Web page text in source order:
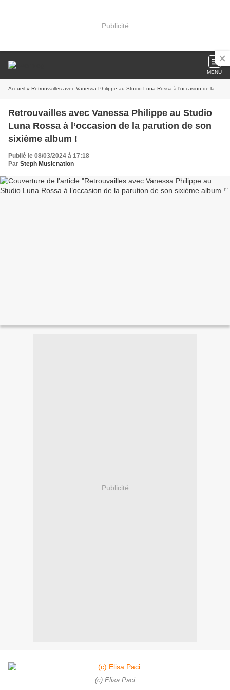
Publicité
MENU
Accueil » Retrouvailles avec Vanessa Philippe au Studio Luna Rossa à l’occasion de la parution de son sixième album !
Retrouvailles avec Vanessa Philippe au Studio
Luna Rossa à l’occasion de la parution de son
sixième album !
Publié le 08/03/2024 à 17:18
Par Steph Musicnation
Publicité
(c) Elisa Paci